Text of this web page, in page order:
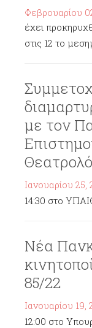
Φεβρουαρίου
έχει
στις 12 το
με τον
Ιανουαρίου 25,
14:30 στο
Νέα
85/22
Ιανουαρίου 19,
12:00 στο